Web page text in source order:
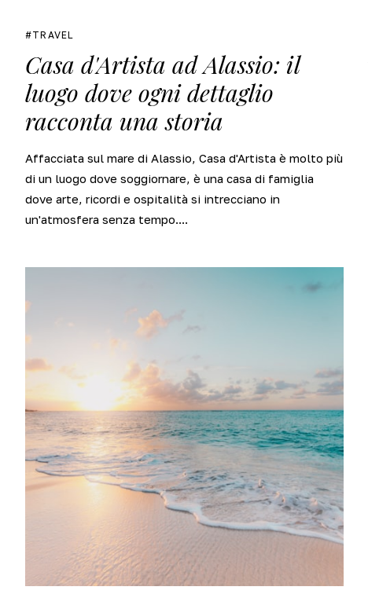
TRAVEL
Casa d'Artista ad Alassio: il
luogo dove ogni dettaglio
racconta una storia
Affacciata sul mare di Alassio, Casa d'Artista è molto più
di un luogo dove soggiornare, è una casa di famiglia
dove arte, ricordi e ospitalità si intrecciano in
un'atmosfera senza tempo....